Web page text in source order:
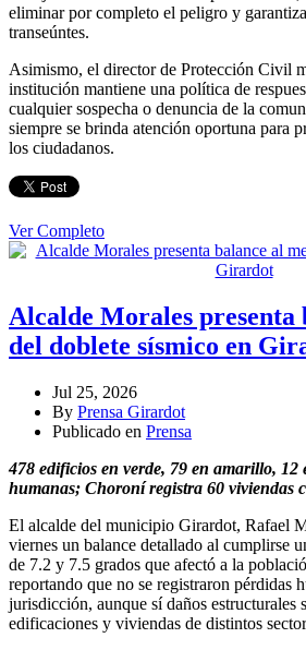
eliminar por completo el peligro y
transeúntes.
Asimismo, el director de Protección Civil
institución mantiene una política de
cualquier sospecha o denuncia de la
siempre se brinda atención oportuna para
los ciudadanos.
Ver Completo
Alcalde Morales presenta
del doblete sísmico en
Jul 25, 2026
By Prensa Girardot
Publicado en Prensa
478 edificios en verde, 79 en amarillo, 12
humanas; Choroní registra 60 viviendas
El alcalde del municipio Girardot, Rafael
viernes un balance detallado al cumplirse
de 7.2 y 7.5 grados que afectó a la
reportando que no se registraron pérdidas
jurisdicción, aunque sí daños estructurales
edificaciones y viviendas de distintos